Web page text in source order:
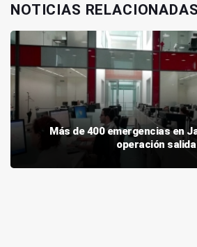
NOTICIAS RELACIONADAS
Más de 400 emergencias en
operación salida